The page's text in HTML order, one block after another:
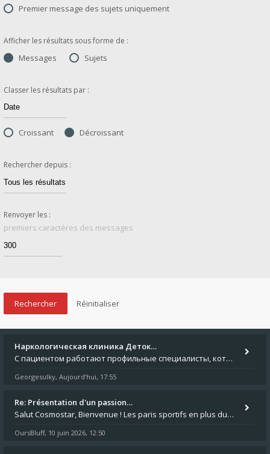
Premier message des sujets uniquement
Afficher les résultats sous forme de :
Messages Sujets
Classer les résultats par :
Croissant Décroissant
Rechercher depuis :
Renvoyer les :
premiers caractères des messages
Наркологическая клиника Деток…
С пациентом работают профильные специалисты, которые оценивают состояние и подбирают безопасный план помощи. Исследоват
Georgesulky, Aujourd’hui, 17:55
Re: Présentation d'un passion…
Salut Cosmostar, Bienvenue ! Les paris sportifs en plus du poker, c'est ce que je fais aussi. Surtout la NBA, je mise su
OursBluff, 10 juin 2026, 12:50